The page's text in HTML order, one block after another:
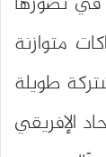
متوازنة
طويلة
الإفريقي